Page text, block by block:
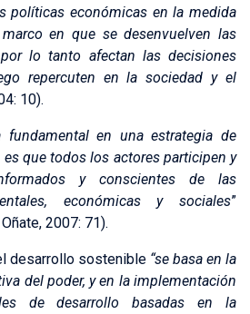
políticas económicas en la medida
en que se desenvuelven las
lo tanto afectan las decisiones
repercuten en la sociedad y el
10).
fundamental en una estrategia de
que todos los actores participen y
y conscientes de las
económicas y sociales”
2007: 71).
desarrollo sostenible “se basa en la
del poder, y en la implementación
de desarrollo basadas en la